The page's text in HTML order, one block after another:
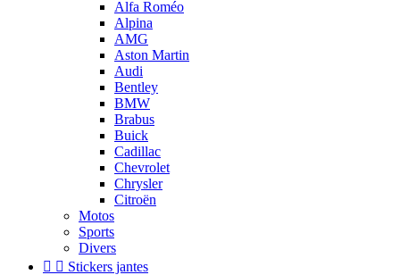
Alfa Roméo
Alpina
AMG
Aston Martin
Audi
Bentley
BMW
Brabus
Buick
Cadillac
Chevrolet
Chrysler
Citroën
Motos
Sports
Divers
  Stickers jantes